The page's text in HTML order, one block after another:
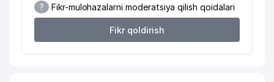
? Fikr-mulohazalarni moderatsiya qilish qoidalari
Fikr qoldirish